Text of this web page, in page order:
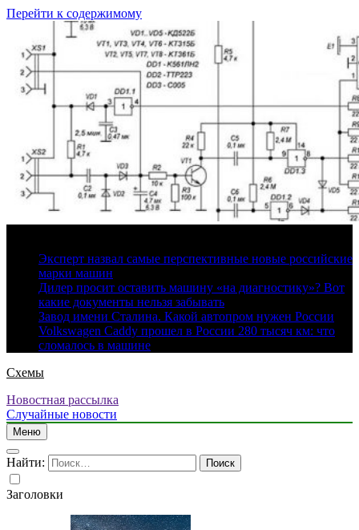
Перейти к содержимому
Эксперт назвал самые перспективные новые российские
марки машин
Дилер просит оставить машину «на диагностику»? Вот
какие документы нельзя забывать
Завод имени Сталина. Какой автопром нужен России
Volkswagen Caddy прошел в России 280 тысяч км: что
сломалось в машине
Схемы
Новостная рассылка
Случайные новости
Меню
Найти:
Заголовки